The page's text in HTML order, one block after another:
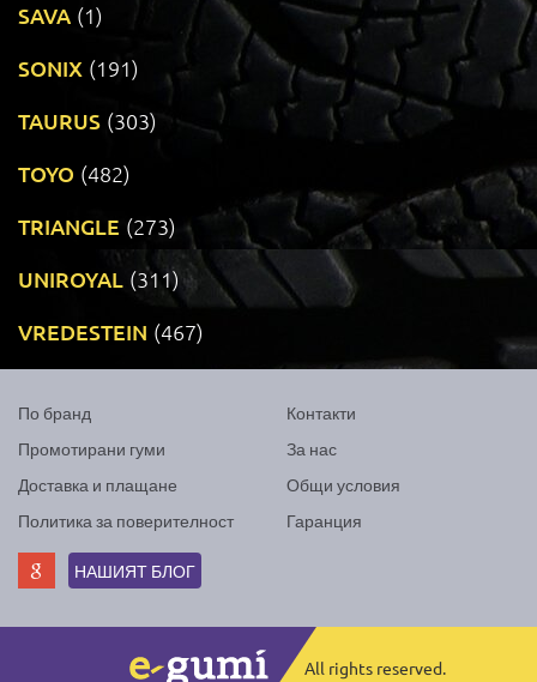
SAVA (1)
SONIX (191)
TAURUS (303)
TOYO (482)
TRIANGLE (273)
UNIROYAL (311)
VREDESTEIN (467)
По бранд
Промотирани гуми
Доставка и плащане
Политика за поверителност
Контакти
За нас
Общи условия
Гаранция
НАШИЯТ БЛОГ
All rights reserved.